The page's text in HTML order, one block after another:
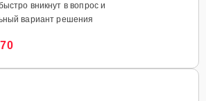
вникнут в вопрос и
вариант решения